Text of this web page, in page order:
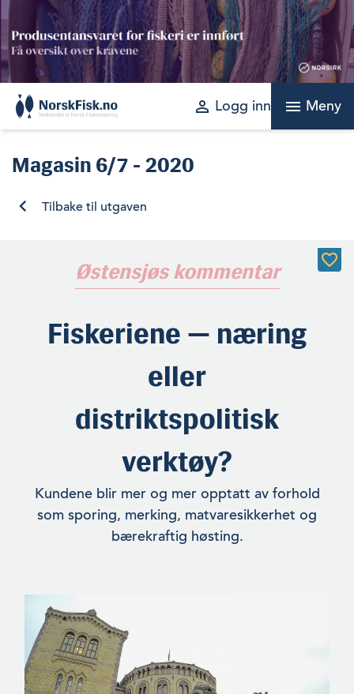
Skip
to
content
perm_identity Logg inn menu Meny
Magasin 6/7 - 2020
Tilbake til utgaven
Østensjøs kommentar
Fiskeriene — næring
eller
distriktspolitisk
verktøy?
Kundene blir mer og mer opptatt av forhold
som sporing, merking, matvaresikkerhet og
bærekraftig høsting.